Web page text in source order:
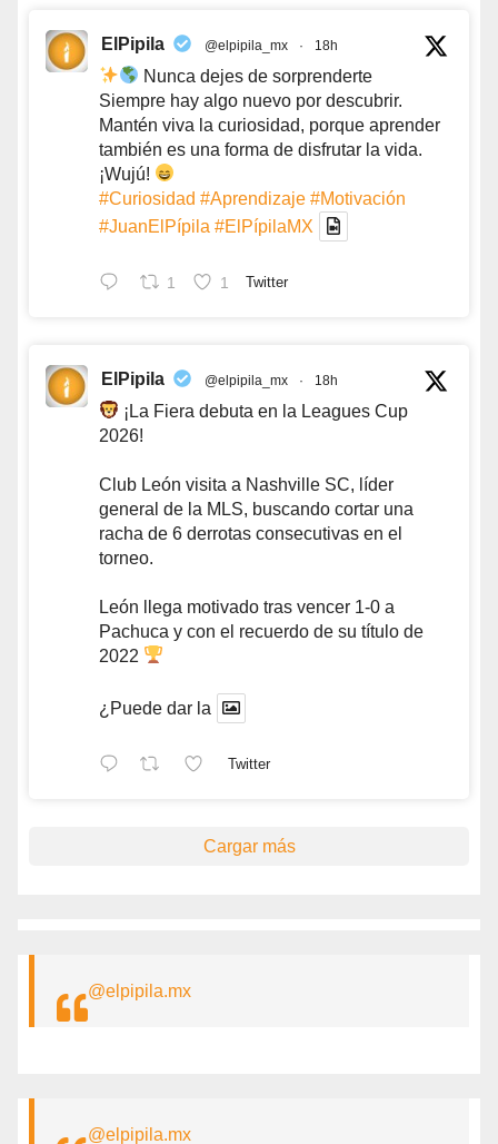
ElPipila @elpipila_mx · 18h
Nunca dejes de sorprenderte
Siempre hay algo nuevo por descubrir.
Mantén viva la curiosidad, porque aprender
también es una forma de disfrutar la vida.
¡Wujú!
#Curiosidad #Aprendizaje #Motivación
#JuanElPípila #ElPípilaMX
1 1 Twitter
ElPipila @elpipila_mx · 18h
¡La Fiera debuta en la Leagues Cup
2026!
Club León visita a Nashville SC, líder
general de la MLS, buscando cortar una
racha de 6 derrotas consecutivas en el
torneo.
León llega motivado tras vencer 1-0 a
Pachuca y con el recuerdo de su título de
2022
¿Puede dar la
Twitter
Cargar más
@elpipila.mx
@elpipila.mx